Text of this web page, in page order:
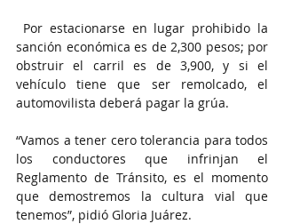
Por estacionarse en lugar prohibido la
sanción económica es de 2,300 pesos; por
obstruir el carril es de 3,900, y si el
vehículo tiene que ser remolcado, el
automovilista deberá pagar la grúa.
“Vamos a tener cero tolerancia para todos
los conductores que infrinjan el
Reglamento de Tránsito, es el momento
que demostremos la cultura vial que
tenemos”, pidió Gloria Juárez.